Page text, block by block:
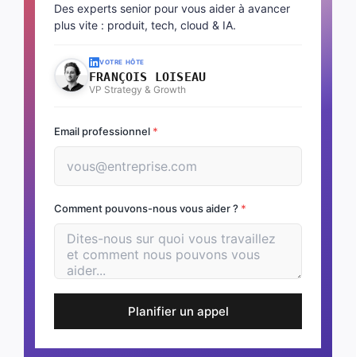
Des experts senior pour vous aider à avancer
plus vite : produit, tech, cloud & IA.
VOTRE HÔTE
FRANÇOIS LOISEAU
VP Strategy & Growth
Email professionnel *
Comment pouvons-nous vous aider ? *
Planifier un appel